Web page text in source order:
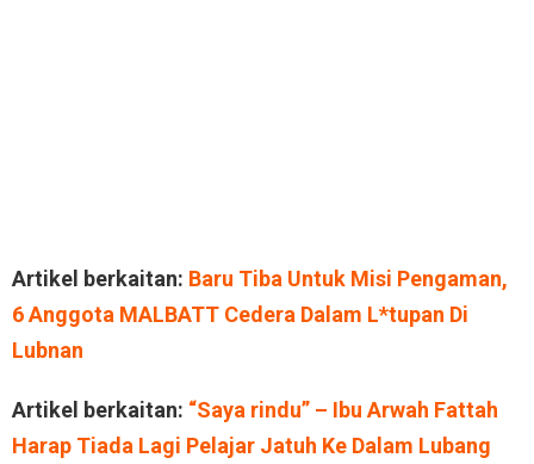
Artikel berkaitan: Baru Tiba Untuk Misi Pengaman,
6 Anggota MALBATT Cedera Dalam L*tupan Di
Lubnan
Artikel berkaitan: “Saya rindu” – Ibu Arwah Fattah
Harap Tiada Lagi Pelajar Jatuh Ke Dalam Lubang